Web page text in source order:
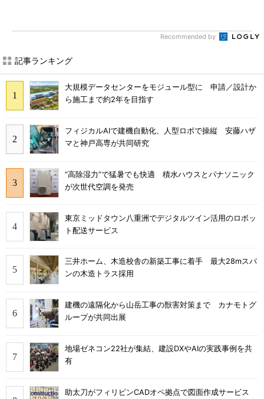
Recommended by
記事ランキング
大規模データセンターをモジュール型に 申請／設計か
ら施工まで約2年を目指す
フィジカルAIで建機自動化、人型ロボで操縦 安藤ハザ
マと神戸高専が共同研究
“高除湿力”で猛暑でも快適 積水ハウスとパナソニック
が次世代空調を発売
東京ミッドタウン八重洲でデジタルツイン活用のロボッ
ト配送サービス
三井ホーム、木造校舎の新築工事に着手 最大28mスパ
ンの木造トラス採用
建機の遠隔化から山岳工事の獣害対策まで カナモトグ
ループが共同出展
地場ゼネコン22社が集結、建設DXやAIの実践事例を共
有
助太刀がフィリピンCADオペ拠点で図面作成サービス